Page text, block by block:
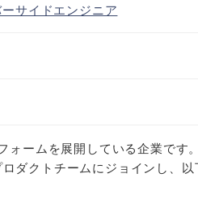
サイドエンジニア
ームを展開している企業です。
ダクトチームにジョインし、以